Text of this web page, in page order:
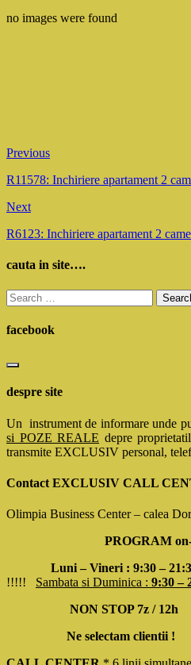
no images were found
Previous
R11578: Inchiriere apartament 2
Next
R6123: Inchiriere apartament 2
cauta in site….
Search
for:
facebook
despre site
Un instrument de informare unde
si POZE REALE depre
transmite EXCLUSIV personal,
Contact EXCLUSIV CALL
Olimpia Business Center – calea
PROGRAM on-
Luni – Vineri : 9:30 –
!!!!! Sambata si Duminica : 9:30 –
NON STOP 7z / 12h
Ne selectam clientii !